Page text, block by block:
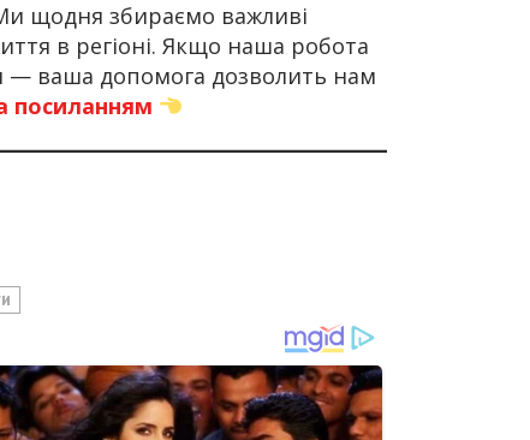
щодня збираємо важливі
в регіоні. Якщо наша робота
— ваша допомога дозволить нам
посиланням